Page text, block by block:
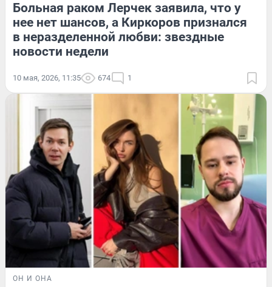
Больная раком Лерчек заявила, что у
нее нет шансов, а Киркоров признался
в неразделенной любви: звездные
новости недели
10 мая, 2026, 11:35 674 1
ОН И ОНА